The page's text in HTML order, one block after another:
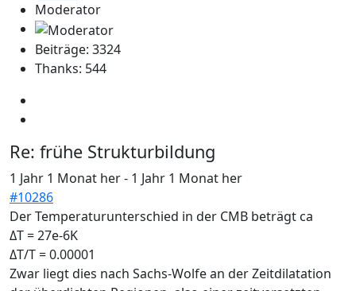
Moderator
Beiträge: 3324
Thanks: 544
Re: frühe Strukturbildung
1 Jahr 1 Monat her- 1 Jahr 1 Monat her
#10286
Der Temperaturunterschied in der CMB beträgt ca
ΔT = 27e-6K
ΔT/T = 0.00001
Zwar liegt dies nach Sachs-Wolfe an der Zeitdilatation